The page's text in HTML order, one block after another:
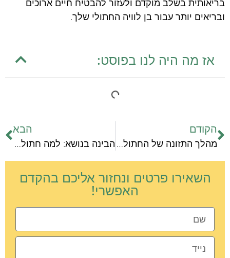
בריאותית בשלב מוקדם ולעזור להבטיח חיים ארוכים
ובריאים יותר עבור בן לוויה החתולי שלך.
אז מה היה לנו בפוסט:
הקודם
מהלך התזונה של החתולים בטבע: מה אוכלים החתולים הברים?
הבא
הבינה בנושא: למה חתולים מפחדים ממלפפון?
השאירו פרטים ונחזור אליכם בהקדם
האפשרי!